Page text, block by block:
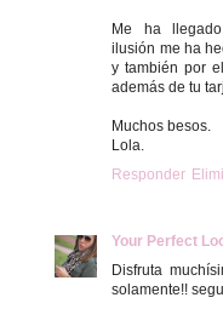
Me ha llegado
ilusión me ha
y también por
además de tu
Muchos besos.
Lola.
Responder
Your Perfect
Disfruta
solamente!!